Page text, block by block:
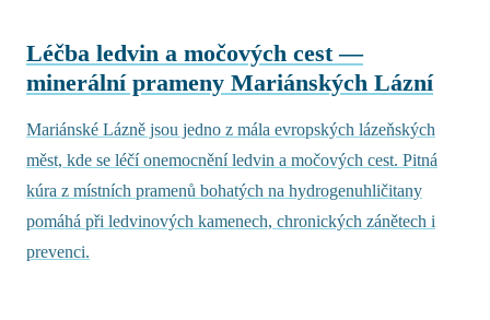
Léčba ledvin a močových cest —
minerální prameny Mariánských Lázní
Mariánské Lázně jsou jedno z mála evropských lázeňských
měst, kde se léčí onemocnění ledvin a močových cest. Pitná
kúra z místních pramenů bohatých na hydrogenuhličitany
pomáhá při ledvinových kamenech, chronických zánětech i
prevenci.